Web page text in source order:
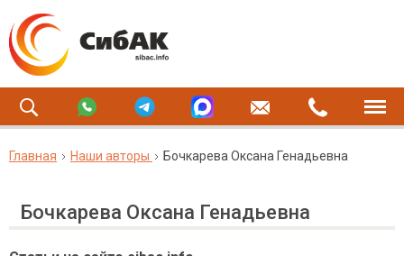
Главная Наши авторы Бочкарева Оксана Генадьевна
Бочкарева Оксана Генадьевна